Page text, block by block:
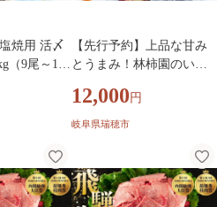
発送 12/18迄受付】
焼用 活〆
（9尾～13
焼用あゆ
魚 活〆冷
～13尾あゆ
鮎魚 あゆ
川魚 活き
【先行予約】上品な甘み
とうまみ！林柿園のいち
約1.6kg | 無花果 イチジク
果物 くだもの フルーツ 生
岐阜県 瑞穂市 ※2026年8
月～発送
12,000 円
岐阜県瑞穂市